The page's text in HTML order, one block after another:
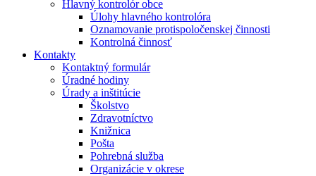
Hlavný kontrolór obce
Úlohy hlavného kontrolóra
Oznamovanie protispoločenskej činnosti
Kontrolná činnosť
Kontakty
Kontaktný formulár
Úradné hodiny
Úrady a inštitúcie
Školstvo
Zdravotníctvo
Knižnica
Pošta
Pohrebná služba
Organizácie v okrese